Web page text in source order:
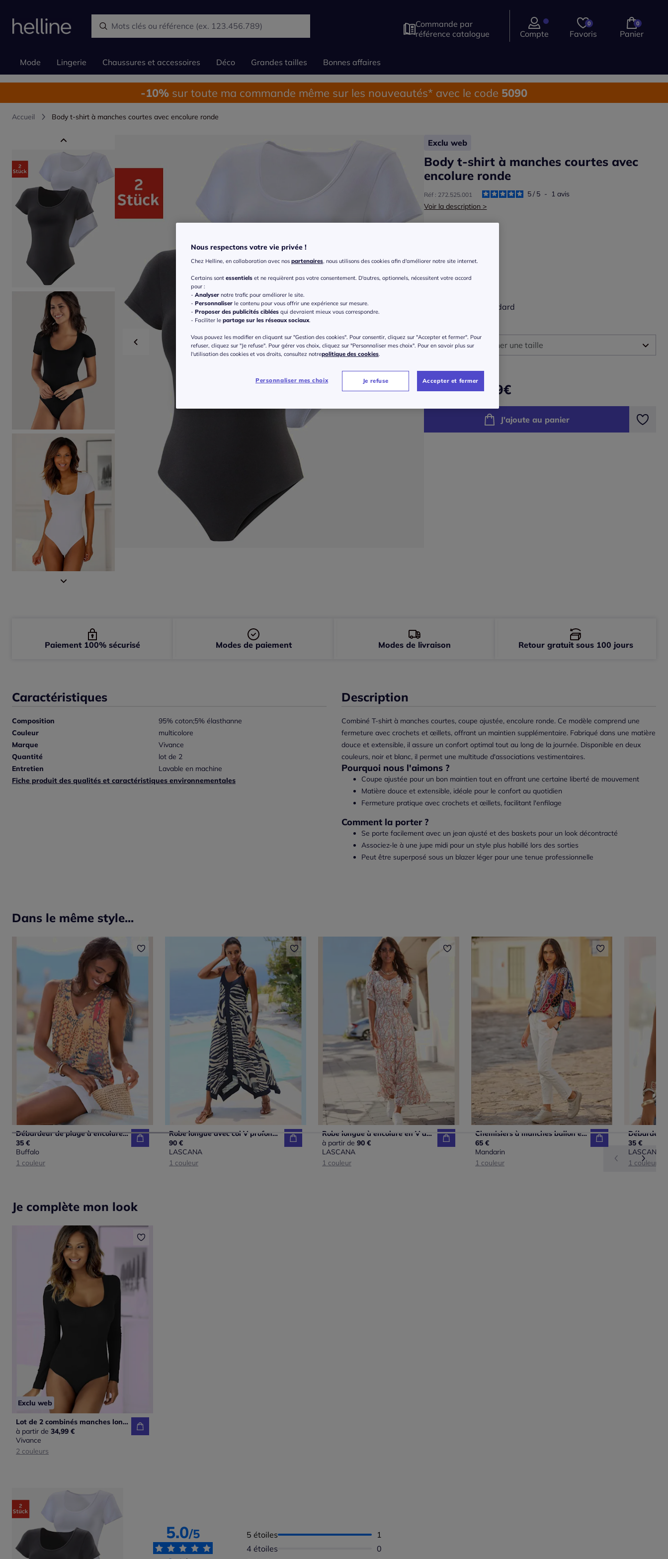
Commande par
référence catalogue
Compte
0
Favoris
0
Panier
Mode Lingerie Chaussures et accessoires Déco Grandes tailles Bonnes affaires
-10% sur toute ma commande même sur les nouveautés* avec le code 5090
Accueil Body t-shirt à manches courtes avec encolure ronde
Exclu web
Body t-shirt à manches courtes avec
encolure ronde
Réf : 272.525.001 5/ 5 - 1avis
Voir la description >
Taille standard
Veuillez sélectionner une taille
34/36 -Disponible dans 2 semaines
Disponible dans 2 semaines
à partir de 34,99€
J'ajoute au panier
Caractéristiques
Composition
95% coton;5% élasthanne
Couleur
multicolore
Marque
Vivance
Quantité
lot de 2
Entretien
Lavable en machine
Fiche produit des qualités et caractéristiques environnementales
Description
Combiné T-shirt à manches courtes, coupe ajustée, encolure ronde. Ce modèle comprend une
fermeture avec crochets et œillets, offrant un maintien supplémentaire. Fabriqué dans une matière
douce et extensible, il assure un confort optimal tout au long de la journée. Disponible en deux
couleurs, noir et blanc, il permet une multitude d'associations vestimentaires.
Pourquoi nous l'aimons ?
Coupe ajustée pour un bon maintien tout en offrant une certaine liberté de mouvement
Matière douce et extensible, idéale pour le confort au quotidien
Fermeture pratique avec crochets et œillets, facilitant l'enfilage
Comment la porter ?
Se porte facilement avec un jean ajusté et des baskets pour un look décontracté
Associez-le à une jupe midi pour un style plus habillé lors des sorties
Peut être superposé sous un blazer léger pour une tenue professionnelle
Paiement 100% sécurisé Modes de paiement Modes de livraison Retour gratuit sous 100 jours
Dans le même style...
Débardeur de plage à encolure en V avec larges bretelles et imprimé unique
35 €
Buffalo
1 couleur
Robe longue avec col V profond et ourlet asymétrique à imprimé zèbre
90 €
LASCANA
1 couleur
Robe longue à encolure en V avec manches bouffantes et empiècement smocké
à partir de 90 €
LASCANA
1 couleur
Chemisiers à manches ballon en viscose à motifs imprimés
65 €
Mandarin
1 couleur
35 €
LASCANA
1 couleur
Je complète mon look
Exclu web
Lot de 2 combinés manches longues vivance
à partir de 34,99 €
Vivance
2 couleurs
5.0/5 5 étoiles Nombre d'avis :
1
4 étoiles
Aucun avis disponible
0
Nous respectons votre vie privée !
Chez Helline, en collaboration avec nos partenaires, nous utilisons des cookies afin d'améliorer notre site internet.
Certains sont essentiels et ne requièrent pas votre consentement. D'autres, optionnels, nécessitent votre accord
pour :
- Analyser notre trafic pour améliorer le site.
- Personnaliser le contenu pour vous offrir une expérience sur mesure.
- Proposer des publicités ciblées qui devraient mieux vous correspondre.
- Faciliter le partage sur les réseaux sociaux.
Vous pouvez les modifier en cliquant sur "Gestion des cookies". Pour consentir, cliquez sur "Accepter et fermer". Pour
refuser, cliquez sur "Je refuse". Pour gérer vos choix, cliquez sur "Personnaliser mes choix". Pour en savoir plus sur
l'utilisation des cookies et vos droits, consultez notrepolitique des cookies.
Personnaliser mes choix Je refuse Accepter et fermer